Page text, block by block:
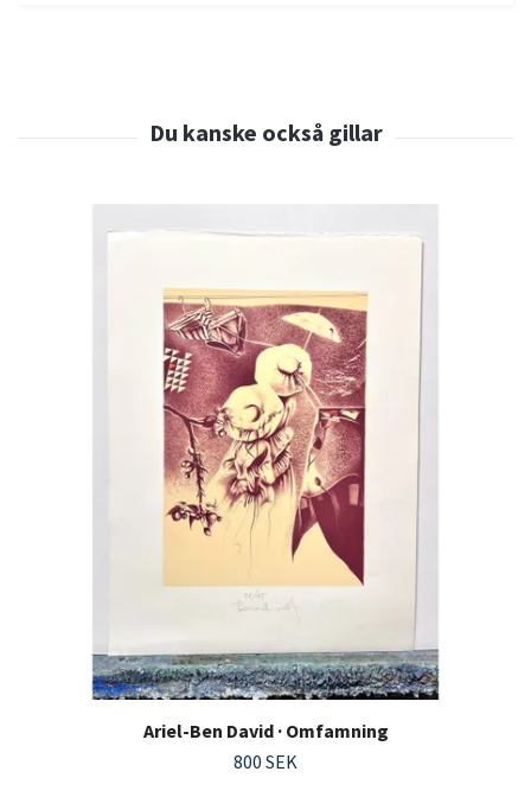
Ariel-Ben David · Omfamning
800 SEK